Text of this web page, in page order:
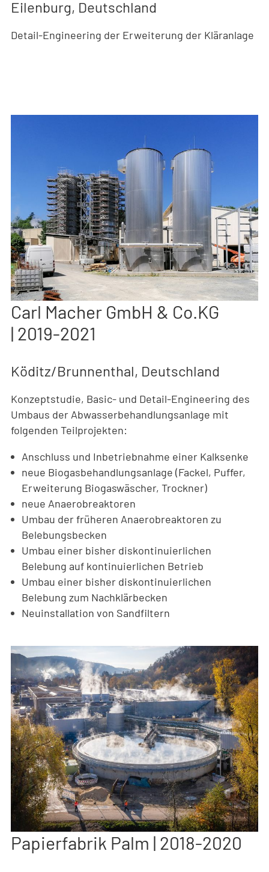
Eilenburg, Deutschland
Detail-Engineering der Erweiterung der Kläranlage
Carl Macher GmbH & Co.KG
| 2019-2021
Köditz/Brunnenthal, Deutschland
Konzeptstudie, Basic- und Detail-Engineering des
Umbaus der Abwasserbehandlungsanlage mit
folgenden Teilprojekten:
Anschluss und Inbetriebnahme einer Kalksenke
neue Biogasbehandlungsanlage (Fackel, Puffer,
Erweiterung Biogaswäscher, Trockner)
neue Anaerobreaktoren
Umbau der früheren Anaerobreaktoren zu
Belebungsbecken
Umbau einer bisher diskontinuierlichen
Belebung auf kontinuierlichen Betrieb
Umbau einer bisher diskontinuierlichen
Belebung zum Nachklärbecken
Neuinstallation von Sandfiltern
Papierfabrik Palm | 2018-2020